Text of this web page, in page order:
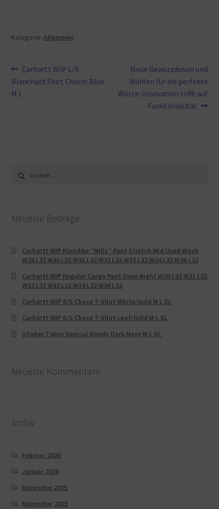
Kategorie: Allgemein
Beitragsnavigation
Vorheriger
Beitrag:
Carhartt WIP L/S
Blanchard Shirt Charm Blue
M L
Nächster
Beitrag:
Neue Gewürzdosen und
Mühlen für die perfekte
Würze: Innovation trifft auf
Funktionalität
Suche
nach:
Neueste Beiträge
Carhartt WIP Klondike “Mills“ Pant Stretch Mid Used Wash
W28 L32 W30 L32 W31 L32 W32 L32 W33 L32 W34 L32 W36 L32
Carhartt WIP Regular Cargo Pant Deep Night W30 L32 W31 L32
W32 L32 W33 L32 W34 L32 W36 L32
Carhartt WIP S/S Chase T-Shirt White/Gold M L XL
Carhartt WIP S/S Chase T-Shirt Leaf/Gold M L XL
Stieber Twins Special Hoody Dark Navy M L XL
Neueste Kommentare
Archiv
Februar 2026
Januar 2026
Dezember 2025
November 2025